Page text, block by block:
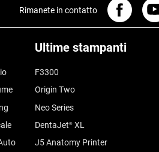
Ultime stampanti
F3300
Origin Two
Neo Series
DentaJet® XL
J5 Anatomy Printer
Rimanete in contatto